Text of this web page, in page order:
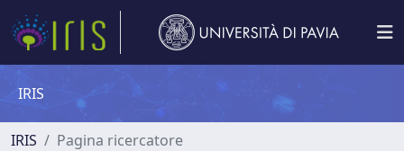
IRIS
IRIS Pagina ricercatore